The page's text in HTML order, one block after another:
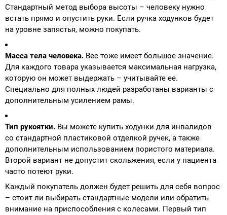
Стандартный метод выбора высоты – человеку нужно
встать прямо и опустить руки. Если ручка ходунков будет
на уровне запястья, можно покупать.
Масса тела человека. Вес тоже имеет большое значение.
Для каждого товара указывается максимальная нагрузка,
которую он может выдержать – учитывайте ее.
Специально для полных людей разработаны варианты с
дополнительным усилением рамы.
Тип рукоятки. Вы можете купить ходунки для инвалидов
со стандартной пластиковой отделкой ручек, а также
дополнительным использованием пористого материала.
Второй вариант не допустит скольжения, если у пациента
часто потеют руки.
Каждый покупатель должен будет решить для себя вопрос
– стоит ли выбирать стандартные модели или обратить
внимание на приспособления с колесами. Первый тип